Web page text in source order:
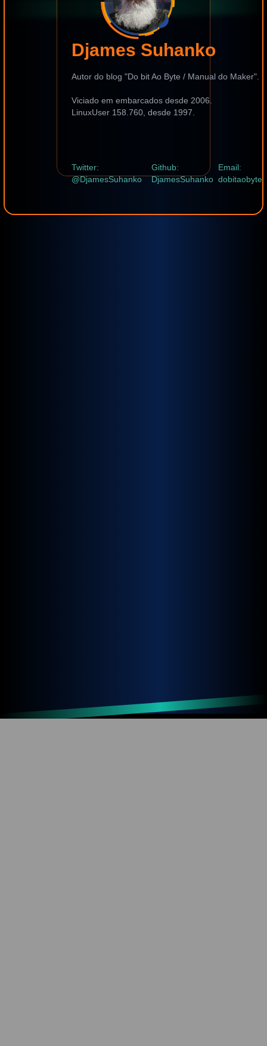
Djames Suhanko
Autor do blog "Do bit Ao Byte / Manual do Maker".
Viciado em embarcados desde 2006.
LinuxUser 158.760, desde 1997.
Twitter:
@DjamesSuhanko
Github:
DjamesSuhanko
Email: